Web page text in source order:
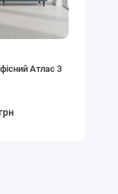
Атлас 3